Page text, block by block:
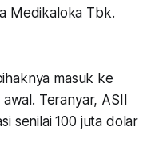
Medikaloka Tbk.
masuk ke
Teranyar, ASII
senilai 100 juta dolar